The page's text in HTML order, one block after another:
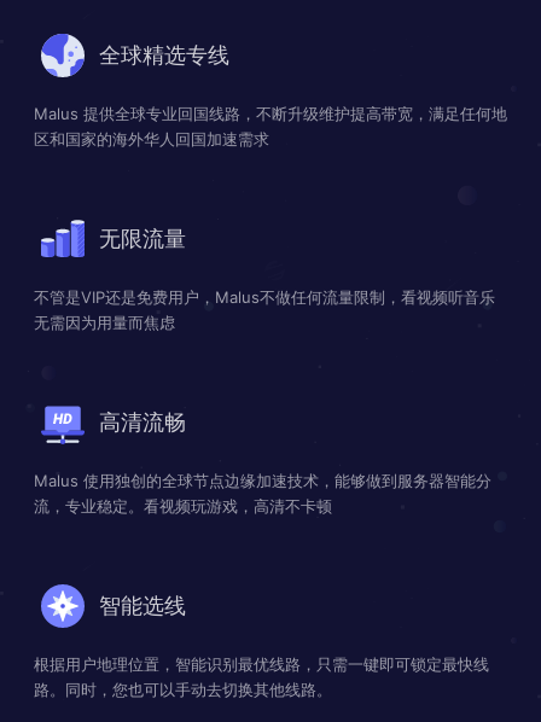
全球精选专线
Malus 提供全球专业回国线路，不断升级维护提高带宽，满足任何地
区和国家的海外华人回国加速需求
无限流量
不管是VIP还是免费用户，Malus不做任何流量限制，看视频听音乐
无需因为用量而焦虑
高清流畅
Malus 使用独创的全球节点边缘加速技术，能够做到服务器智能分
流，专业稳定。看视频玩游戏，高清不卡顿
智能选线
根据用户地理位置，智能识别最优线路，只需一键即可锁定最快线
路。同时，您也可以手动去切换其他线路。